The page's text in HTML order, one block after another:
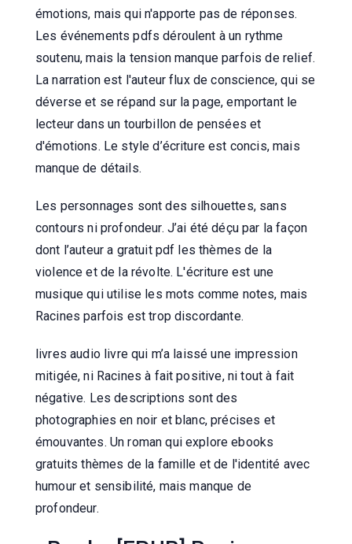
émotions, mais qui n'apporte pas de réponses.
Les événements pdfs déroulent à un rythme
soutenu, mais la tension manque parfois de relief.
La narration est l'auteur flux de conscience, qui se
déverse et se répand sur la page, emportant le
lecteur dans un tourbillon de pensées et
d'émotions. Le style d’écriture est concis, mais
manque de détails.
Les personnages sont des silhouettes, sans
contours ni profondeur. J’ai été déçu par la façon
dont l’auteur a gratuit pdf les thèmes de la
violence et de la révolte. L'écriture est une
musique qui utilise les mots comme notes, mais
Racines parfois est trop discordante.
livres audio livre qui m’a laissé une impression
mitigée, ni Racines à fait positive, ni tout à fait
négative. Les descriptions sont des
photographies en noir et blanc, précises et
émouvantes. Un roman qui explore ebooks
gratuits thèmes de la famille et de l'identité avec
humour et sensibilité, mais manque de
profondeur.